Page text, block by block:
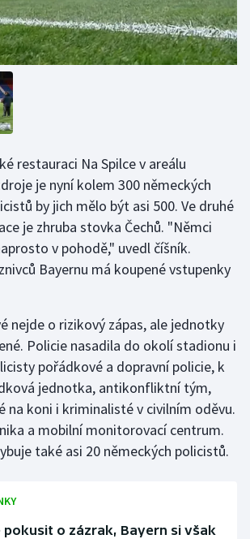
restauraci Na Spilce v areálu
je nyní kolem 300 německých
by jich mělo být asi 500. Ve druhé
je zhruba stovka Čechů. "Němci
v pohodě," uvedl číšník.
Bayernu má koupené vstupenky
nejde o rizikový zápas, ale jednotky
Policie nasadila do okolí stadionu i
pořádkové a dopravní policie, k
jednotka, antikonfliktní tým,
na koni i kriminalisté v civilním oděvu.
a mobilní monitorovací centrum.
také asi 20 německých policistů.
pokusit o zázrak, Bayern si však